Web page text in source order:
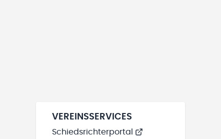
VEREINSSERVICES
Schiedsrichterportal